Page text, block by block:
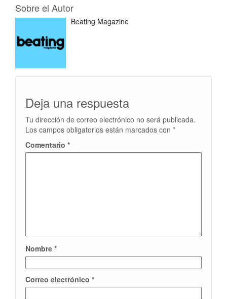
Sobre el Autor
Beating Magazine
Deja una respuesta
Tu dirección de correo electrónico no será publicada.
Los campos obligatorios están marcados con *
Comentario *
Nombre *
Correo electrónico *